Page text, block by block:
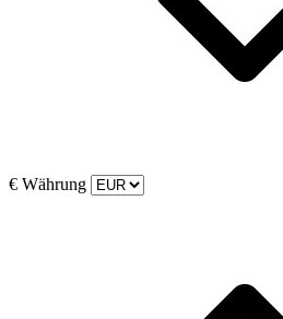
€ Währung